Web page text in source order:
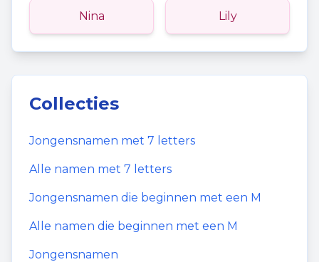
Nina Lily
Collecties
Jongensnamen met 7 letters
Alle namen met 7 letters
Jongensnamen die beginnen met een M
Alle namen die beginnen met een M
Jongensnamen